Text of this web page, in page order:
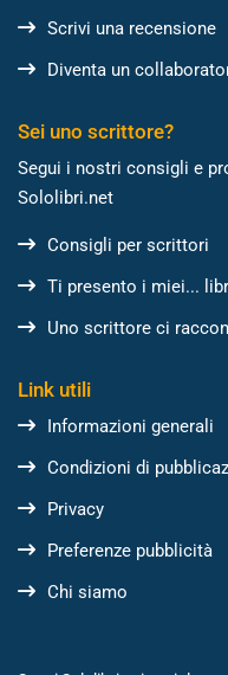
Scrivi una recensione
Diventa un
Sei uno scrittore?
Segui i nostri consigli e
Sololibri.net
Consigli per scrittori
Ti presento i miei...
Uno scrittore ci
Link utili
Informazioni generali
Condizioni di
Privacy
Preferenze pubblicità
Chi siamo